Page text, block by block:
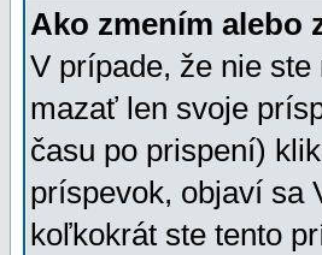
Ako zmením alebo
V prípade, že nie
mazať len svoje
času po prispení)
príspevok, objaví sa
koľkokrát ste tento